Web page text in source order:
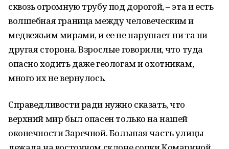
сквозь огромную трубу под дорогой, – эта и есть
волшебная граница между человеческим и
медвежьим мирами, и ее не нарушает ни та ни
другая сторона. Взрослые говорили, что туда
опасно ходить даже геологам и охотникам,
много их не вернулось.
Справедливости ради нужно сказать, что
верхний мир был опасен только на нашей
оконечности Заречной. Большая часть улицы